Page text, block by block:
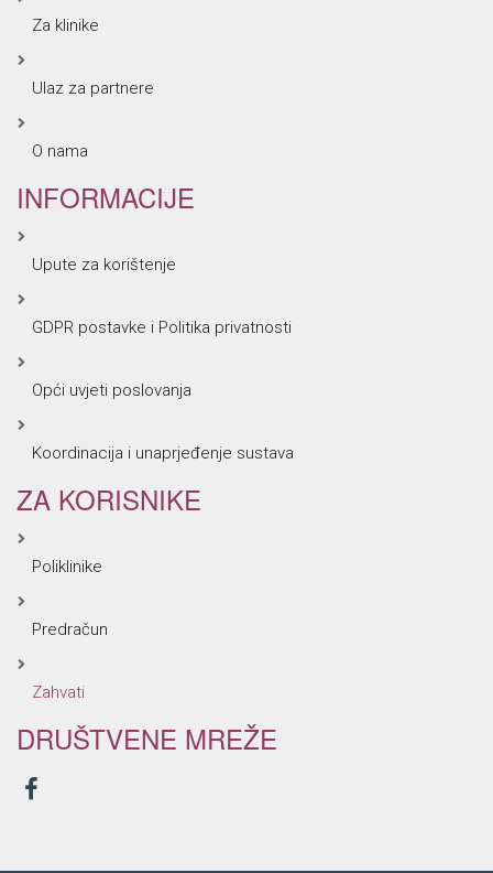
Za klinike
Ulaz za partnere
O nama
INFORMACIJE
Upute za korištenje
GDPR postavke i Politika privatnosti
Opći uvjeti poslovanja
Koordinacija i unaprjeđenje sustava
ZA KORISNIKE
Poliklinike
Predračun
Zahvati
DRUŠTVENE MREŽE